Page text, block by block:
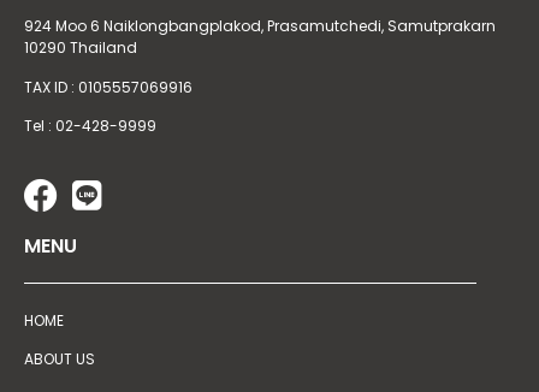
924 Moo 6 Naiklongbangplakod,Prasamutchedi, Samutprakarn
10290 Thailand
TAX ID : 0105557069916
Tel : 02-428-9999
MENU
HOME
ABOUT US